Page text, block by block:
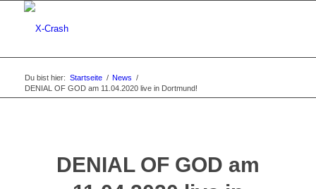
Du bist hier: Startseite / News /
DENIAL OF GOD am 11.04.2020 live in Dortmund!
DENIAL OF GOD am